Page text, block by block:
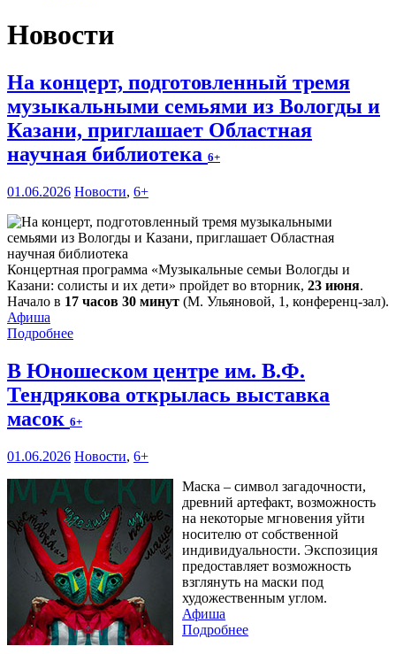
Новости
На концерт, подготовленный тремя
музыкальными семьями из Вологды и
Казани, приглашает Областная
научная библиотека 6+
01.06.2026 Новости, 6+
Концертная программа «Музыкальные семьи Вологды и
Казани: солисты и их дети» пройдет во вторник, 23 июня.
Начало в 17 часов 30 минут (М. Ульяновой, 1, конференц-зал).
Афиша
Подробнее
В Юношеском центре им. В.Ф.
Тендрякова открылась выставка
масок 6+
01.06.2026 Новости, 6+
Маска – символ загадочности,
древний артефакт, возможность
на некоторые мгновения уйти
носителю от собственной
индивидуальности. Экспозиция
предоставляет возможность
взглянуть на маски под
художественным углом.
Афиша
Подробнее